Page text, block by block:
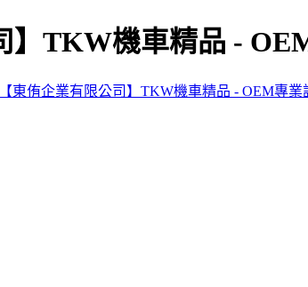
】TKW機車精品 -
【東侑企業有限公司】TKW機車精品 - OEM專業